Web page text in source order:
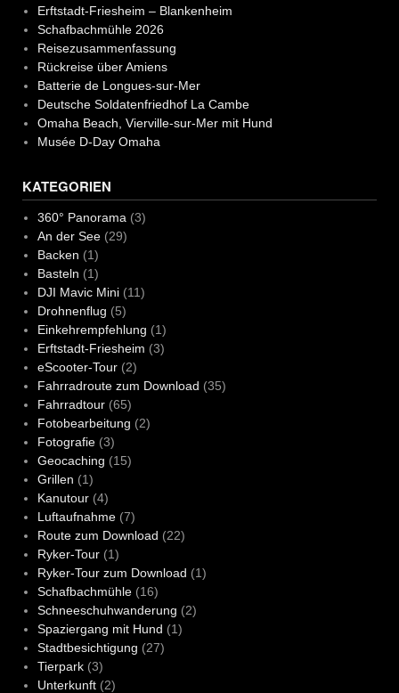
Erftstadt-Friesheim – Blankenheim
Schafbachmühle 2026
Reisezusammenfassung
Rückreise über Amiens
Batterie de Longues-sur-Mer
Deutsche Soldatenfriedhof La Cambe
Omaha Beach, Vierville-sur-Mer mit Hund
Musée D-Day Omaha
KATEGORIEN
360° Panorama (3)
An der See(29)
Backen (1)
Basteln (1)
DJI Mavic Mini(11)
Drohnenflug (5)
Einkehrempfehlung (1)
Erftstadt-Friesheim (3)
eScooter-Tour(2)
Fahrradroute zum Download (35)
Fahrradtour(65)
Fotobearbeitung (2)
Fotografie(3)
Geocaching (15)
Grillen (1)
Kanutour(4)
Luftaufnahme(7)
Route zum Download (22)
Ryker-Tour(1)
Ryker-Tour zum Download (1)
Schafbachmühle(16)
Schneeschuhwanderung (2)
Spaziergang mit Hund (1)
Stadtbesichtigung (27)
Tierpark(3)
Unterkunft(2)